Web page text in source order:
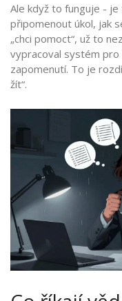
Ale když to funguje -
připomenout úkol, jak
„chci pomoct“, už to
vypracoval systém pro
zapomenutí. To je
žít“.